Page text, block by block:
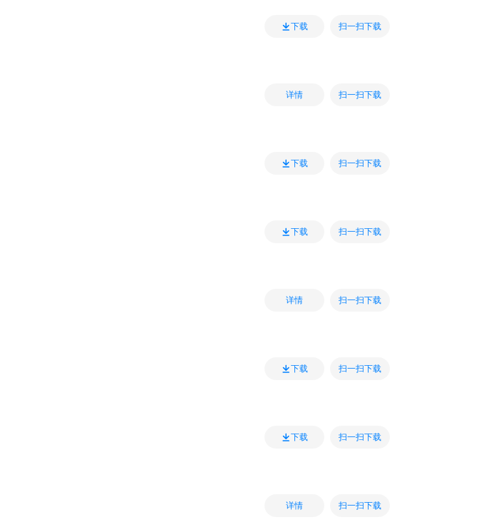
下载 扫一扫下载
详情 扫一扫下载
下载 扫一扫下载
下载 扫一扫下载
详情 扫一扫下载
下载 扫一扫下载
下载 扫一扫下载
详情 扫一扫下载